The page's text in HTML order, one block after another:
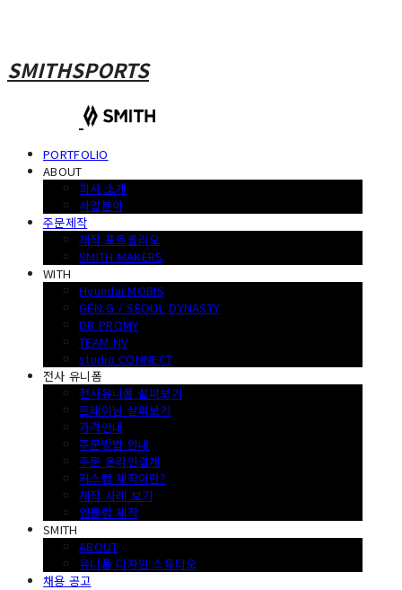
SMITHSPORTS
PORTFOLIO
ABOUT
회사 소개
사업분야
주문제작
제작 포트폴리오
SMITH MAKERS
WITH
Hyundai MOBIS
GEN.G / SEOUL DYNASTY
DB PROMY
TEAM NV
studio CONNECT
전사 유니폼
전사유니폼 살펴보기
트레이닝 살펴보기
가격안내
주문방법 안내
주문 온라인결제
커스텀 제작이란?
제작 사례 보기
엠블럼 제작
SMITH
ABOUT
유니폼 디자인 스튜디오
채용 공고